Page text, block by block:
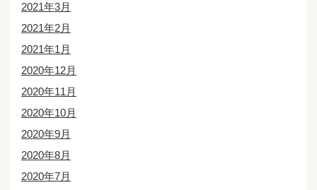
2021年3月
2021年2月
2021年1月
2020年12月
2020年11月
2020年10月
2020年9月
2020年8月
2020年7月